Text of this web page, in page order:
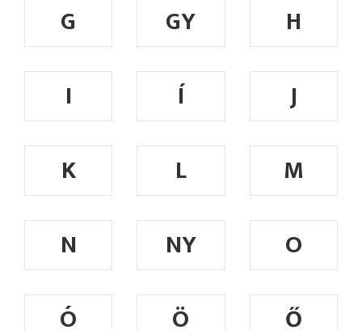
G
GY
H
I
Í
J
K
L
M
N
NY
O
Ó
Ö Ő